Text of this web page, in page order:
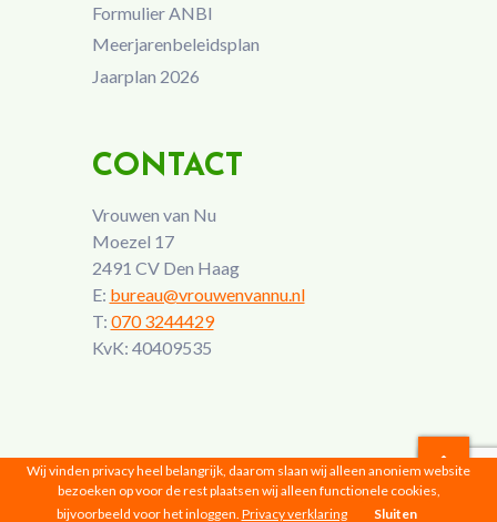
Formulier ANBI
Meerjarenbeleidsplan
Jaarplan 2026
CONTACT
Vrouwen van Nu
Moezel 17
2491 CV Den Haag
E: bureau@vrouwenvannu.nl
T: 070 3244429
KvK: 40409535
Vrouwen van Nu © 2026 |Privacyverklaring
Wij vinden privacy heel belangrijk, daarom slaan wij alleen anoniem website
bezoeken op voor de rest plaatsen wij alleen functionele cookies,
bijvoorbeeld voor het inloggen. Privacy verklaring Sluiten